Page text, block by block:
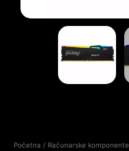
Početna / Računarske komponente